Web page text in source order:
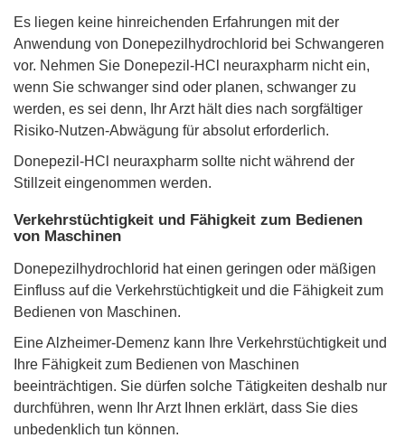
Es liegen keine hinreichenden Erfahrungen mit der
Anwendung von Donepezilhydrochlorid bei Schwangeren
vor. Nehmen Sie Donepezil-HCl neuraxpharm nicht ein,
wenn Sie schwanger sind oder planen, schwanger zu
werden, es sei denn, Ihr Arzt hält dies nach sorgfältiger
Risiko-Nutzen-Abwägung für absolut erforderlich.
Donepezil-HCl neuraxpharm sollte nicht während der
Stillzeit eingenommen werden.
Verkehrstüchtigkeit und Fähigkeit zum Bedienen
von Maschinen
Donepezilhydrochlorid hat einen geringen oder mäßigen
Einfluss auf die Verkehrstüchtigkeit und die Fähigkeit zum
Bedienen von Maschinen.
Eine Alzheimer-Demenz kann Ihre Verkehrstüchtigkeit und
Ihre Fähigkeit zum Bedienen von Maschinen
beeinträchtigen. Sie dürfen solche Tätigkeiten deshalb nur
durchführen, wenn Ihr Arzt Ihnen erklärt, dass Sie dies
unbedenklich tun können.